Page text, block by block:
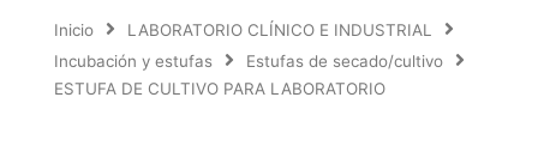
Inicio
LABORATORIO CLÍNICO E INDUSTRIAL
Incubación y estufas
Estufas de secado/cultivo
ESTUFA DE CULTIVO PARA LABORATORIO